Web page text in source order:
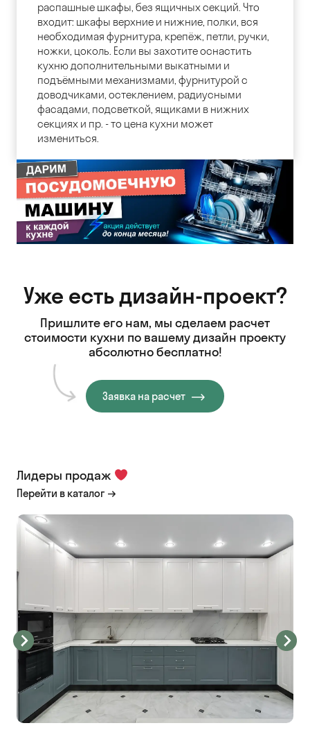
распашные шкафы, без ящичных секций. Что
входит: шкафы верхние и нижние, полки, вся
необходимая фурнитура, крепёж, петли, ручки,
ножки, цоколь. Если вы захотите оснастить
кухню дополнительными выкатными и
подъёмными механизмами, фурнитурой с
доводчиками, остеклением, радиусными
фасадами, подсветкой, ящиками в нижних
секциях и пр. - то цена кухни может
измениться.
Уже есть дизайн-проект?
Пришлите его нам, мы сделаем расчет
стоимости кухни по вашему дизайн проекту
абсолютно бесплатно!
Заявка на расчет
Лидеры продаж
Перейти в каталог